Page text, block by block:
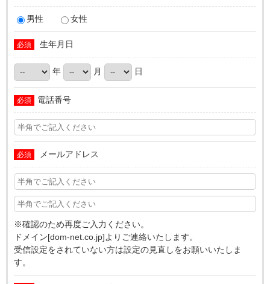
男性 女性
必須 生年月日
年 月 日
必須 電話番号
必須 メールアドレス
※確認のため再度ご入力ください。
ドメイン[dom-net.co.jp]よりご連絡いたします。
受信設定をされていない方は設定の見直しをお願いいたしま
す。